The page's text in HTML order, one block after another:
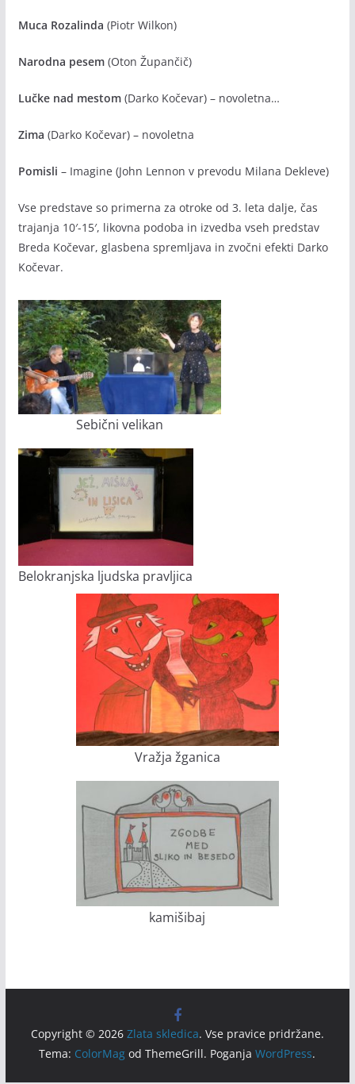
Muca Rozalinda (Piotr Wilkon)
Narodna pesem(Oton Župančič)
Lučke nad mestom(Darko Kočevar) – novoletna…
Zima (Darko Kočevar) – novoletna
Pomisli – Imagine (John Lennon v prevodu Milana Dekleve)
Vse predstave so primerna za otroke od 3. leta dalje, čas
trajanja 10′-15′, likovna podoba in izvedba vseh predstav
Breda Kočevar, glasbena spremljava in zvočni efekti Darko
Kočevar.
Sebični velikan
Belokranjska ljudska pravljica
Vražja žganica
kamišibaj
Copyright © 2026 Zlata skledica. Vse pravice pridržane.
Tema: ColorMag od ThemeGrill. PoganjaWordPress.